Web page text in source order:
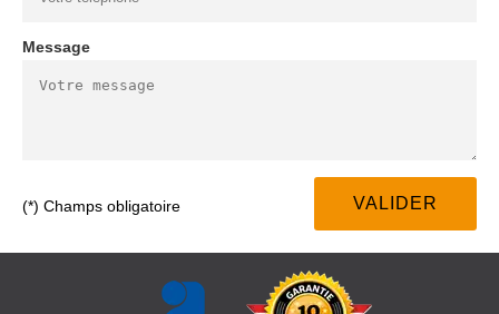
Message
(*) Champs obligatoire